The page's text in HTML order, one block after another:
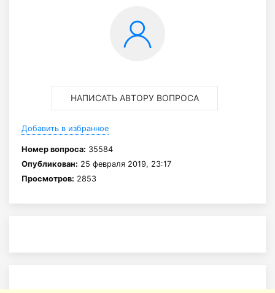
НАПИСАТЬ АВТОРУ ВОПРОСА
Добавить в избранное
Номер вопроса: 35584
Опубликован: 25 февраля 2019, 23:17
Просмотров: 2853